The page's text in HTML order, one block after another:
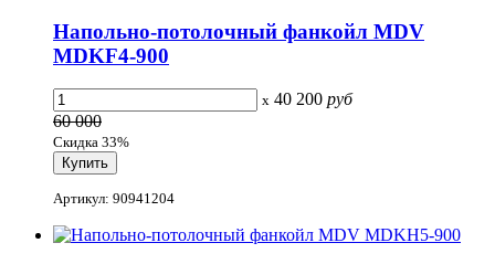
Напольно-потолочный фанкойл MDV
MDKF4-900
x 40 200 руб
60 000
Скидка 33%
Артикул: 90941204